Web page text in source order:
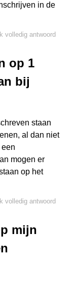
in de
volledig antwoord
op 1
bij
staan
al dan niet
mogen er
op het
volledig antwoord
mijn